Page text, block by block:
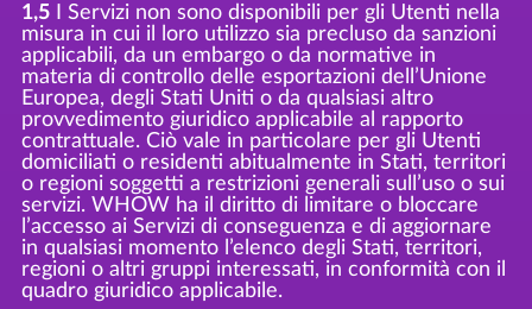
1,5I Servizi non sono disponibili per gli Utenti nella
misura in cui il loro utilizzo sia precluso da sanzioni
applicabili, da un embargo o da normative in
materia di controllo delle esportazioni dell’Unione
Europea, degli Stati Uniti o da qualsiasi altro
provvedimento giuridico applicabile al rapporto
contrattuale. Ciò vale in particolare per gli Utenti
domiciliati o residenti abitualmente in Stati, territori
o regioni soggetti a restrizioni generali sull’uso o sui
servizi. WHOW ha il diritto di limitare o bloccare
l’accesso ai Servizi di conseguenza e di aggiornare
in qualsiasi momento l’elenco degli Stati, territori,
regioni o altri gruppi interessati, in conformità con il
quadro giuridico applicabile.